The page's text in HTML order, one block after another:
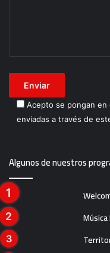
Acepto se pongan en
enviadas a través de
Algunos de nuestros